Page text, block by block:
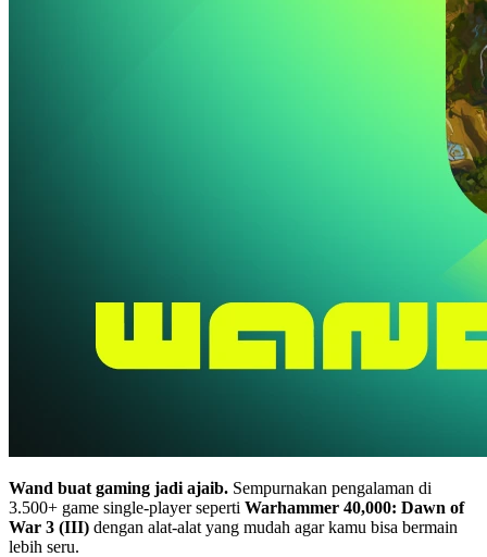
Wand buat gaming jadi ajaib. Sempurnakan pengalaman di
3.500+ game single-player seperti Warhammer 40,000: Dawn of
War 3 (III) dengan alat-alat yang mudah agar kamu bisa bermain
lebih seru.